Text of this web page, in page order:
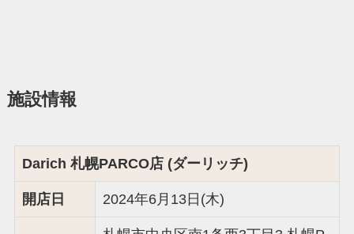
施設情報
Darich 札幌PARCO店 (ダーリッチ)
開店日 2024年6月13日(木)